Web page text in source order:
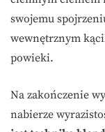
swojemu
wewnętrznym
powieki.
Na zakończenie
nabierze